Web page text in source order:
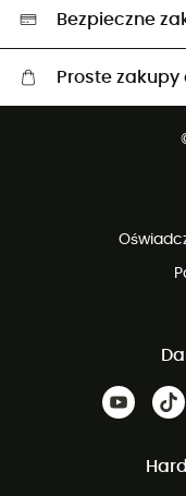
Wybrane produkty eko
Bezpieczne
Proste zakupy